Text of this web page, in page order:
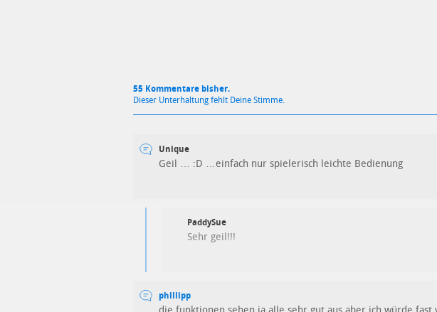
55 Kommentare bisher.
Dieser Unterhaltung fehlt Deine Stimme.
Unique
Geil … :D …einfach nur spielerisch leichte Bedienung
PaddySue
Sehr geil!!!
phillipp